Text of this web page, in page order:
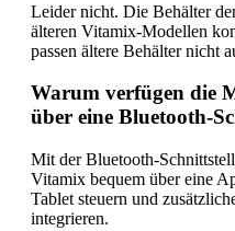
Leider nicht. Die Behälter
älteren Vitamix-Modellen
passen ältere Behälter nicht
Warum verfügen die
über eine Bluetooth-
Mit der Bluetooth-
Vitamix bequem über eine
Tablet steuern und
integrieren.